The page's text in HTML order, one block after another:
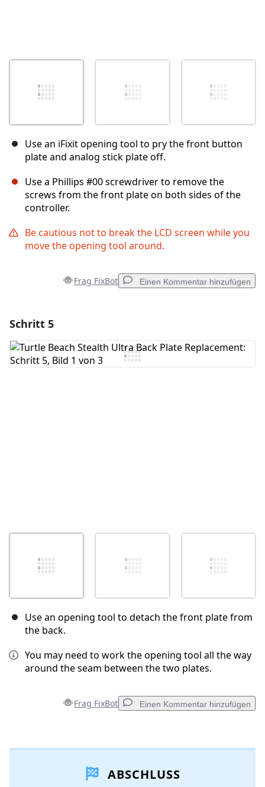
Use an iFixit opening tool to pry the front button
plate and analog stick plate off.
Use a Phillips #00 screwdriver to remove the
screws from the front plate on both sides of the
controller.
Be cautious not to break the LCD screen while you
move the opening tool around.
Frag FixBot Einen Kommentar hinzufügen
Kommentar hinzufügen
Schritt 5
Use an opening tool to detach the front plate from
the back.
You may need to work the opening tool all the way
around the seam between the two plates.
Frag FixBot Einen Kommentar hinzufügen
Kommentar hinzufügenABSCHLUSS